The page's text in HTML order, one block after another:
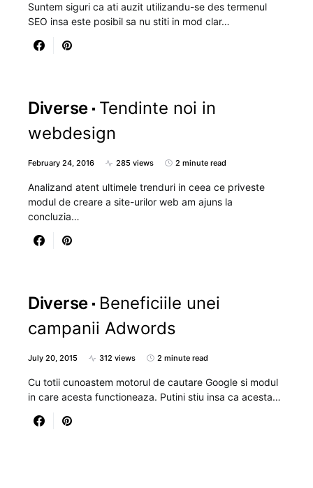
Suntem siguri ca ati auzit utilizandu-se des termenul
SEO insa este posibil sa nu stiti in mod clar…
Diverse Tendinte noi in
webdesign
February 24, 2016 285 views 2 minute read
Analizand atent ultimele trenduri in ceea ce priveste
modul de creare a site-urilor web am ajuns la
concluzia…
Diverse
Beneficiile unei
campanii Adwords
July 20, 2015 312 views 2 minute read
Cu totii cunoastem motorul de cautare Google si modul
in care acesta functioneaza. Putini stiu insa ca acesta…